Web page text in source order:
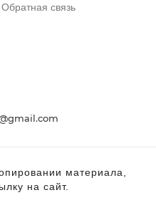
Обратная связь
материала,
на сайт.